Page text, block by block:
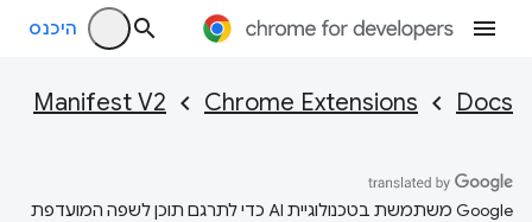
היכנס
Docs
Chrome Extensions
Manifest V2
‫Google משתמשת בטכנולוגיית AI כדי לתרגם תוכן לשפה המועדפת